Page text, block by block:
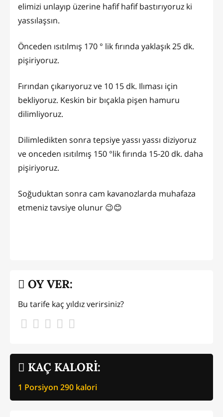
elimizi unlayıp üzerine hafif hafif bastırıyoruz ki
yassılaşsın.
Önceden ısıtılmış 170 ° lik fırında yaklaşık 25 dk.
pişiriyoruz.
Fırından çıkarıyoruz ve 10 15 dk. Ilıması için
bekliyoruz. Keskin bir bıçakla pişen hamuru
dilimliyoruz.
Dilimledikten sonra tepsiye yassı yassı diziyoruz
ve onceden ısıtılmış 150 °lik fırında 15-20 dk. daha
pişiriyoruz.
Soğuduktan sonra cam kavanozlarda muhafaza
etmeniz tavsiye olunur 😉😊
KAÇ KALORİ:
1 Porsiyon 290 kalori
OY VER:
Bu tarife kaç yıldız verirsiniz?